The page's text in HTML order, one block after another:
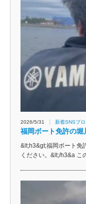
2026/5/31 新着SNSブ
福岡ボート免許の
&lt;h3&gt;福岡ボート免
ください。&lt;/h3&a こ